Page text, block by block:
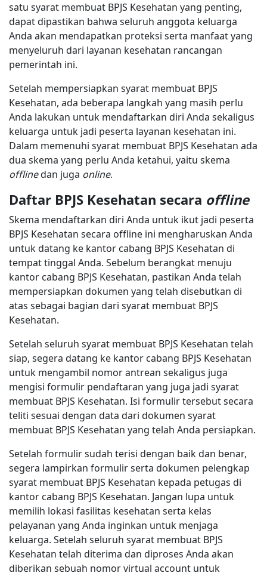
satu syarat membuat BPJS Kesehatan yang penting,
dapat dipastikan bahwa seluruh anggota keluarga
Anda akan mendapatkan proteksi serta manfaat yang
menyeluruh dari layanan kesehatan rancangan
pemerintah ini.
Setelah mempersiapkan syarat membuat BPJS
Kesehatan, ada beberapa langkah yang masih perlu
Anda lakukan untuk mendaftarkan diri Anda sekaligus
keluarga untuk jadi peserta layanan kesehatan ini.
Dalam memenuhi syarat membuat BPJS Kesehatan ada
dua skema yang perlu Anda ketahui, yaitu skema
offlinedan juga online.
Daftar BPJS Kesehatan secara offline
Skema mendaftarkan diri Anda untuk ikut jadi peserta
BPJS Kesehatan secara offline ini mengharuskan Anda
untuk datang ke kantor cabang BPJS Kesehatan di
tempat tinggal Anda. Sebelum berangkat menuju
kantor cabang BPJS Kesehatan, pastikan Anda telah
mempersiapkan dokumen yang telah disebutkan di
atas sebagai bagian dari syarat membuat BPJS
Kesehatan.
Setelah seluruh syarat membuat BPJS Kesehatan telah
siap, segera datang ke kantor cabang BPJS Kesehatan
untuk mengambil nomor antrean sekaligus juga
mengisi formulir pendaftaran yang juga jadi syarat
membuat BPJS Kesehatan. Isi formulir tersebut secara
teliti sesuai dengan data dari dokumen syarat
membuat BPJS Kesehatan yang telah Anda persiapkan.
Setelah formulir sudah terisi dengan baik dan benar,
segera lampirkan formulir serta dokumen pelengkap
syarat membuat BPJS Kesehatan kepada petugas di
kantor cabang BPJS Kesehatan. Jangan lupa untuk
memilih lokasi fasilitas kesehatan serta kelas
pelayanan yang Anda inginkan untuk menjaga
keluarga. Setelah seluruh syarat membuat BPJS
Kesehatan telah diterima dan diproses Anda akan
diberikan sebuah nomor virtual account untuk